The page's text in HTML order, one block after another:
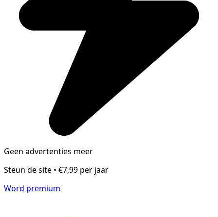
Geen advertenties meer
Steun de site • €7,99 per jaar
Word premium